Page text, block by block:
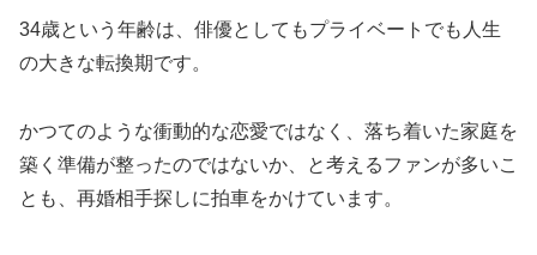
34歳という年齢は、俳優としてもプライベートでも人生
の大きな転換期です。
かつてのような衝動的な恋愛ではなく、落ち着いた家庭を
築く準備が整ったのではないか、と考えるファンが多いこ
とも、再婚相手探しに拍車をかけています。